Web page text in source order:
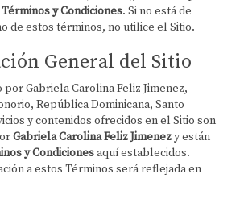
Términos y Condiciones. Si no está de
de estos términos, no utilice el Sitio.
General del Sitio
por Gabriela Carolina Feliz Jimenez,
República Dominicana, Santo
y contenidos ofrecidos en el Sitio son
Gabriela Carolina Feliz Jimenezy están
y Condicionesaquí establecidos.
a estos Términos será reflejada en